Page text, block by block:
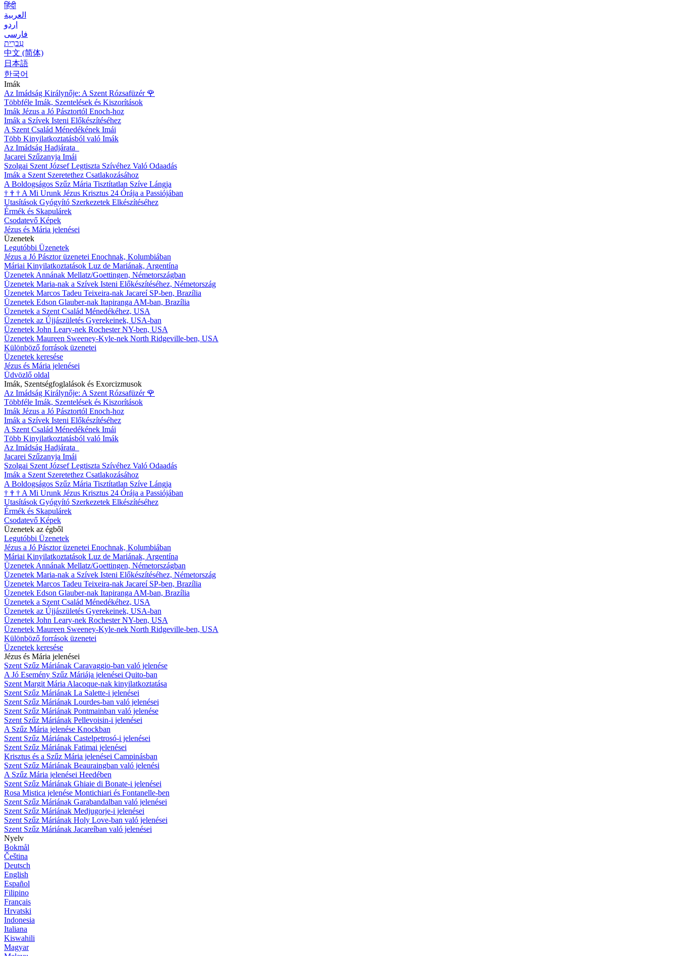
हिंदी
العربية
اردو
فارسی
עִברִית
中文 (简体)
日本語
한국어
Imák
Az Imádság Királynője: A Szent Rózsafüzér 🌹
Többféle Imák, Szentelések és Kiszorítások
Imák Jézus a Jó Pásztortól Enoch-hoz
Imák a Szívek Isteni Előkészítéséhez
A Szent Család Ménedékének Imái
Több Kinyilatkoztatásból való Imák
Az Imádság Hadjárata
Jacarei Szűzanyja Imái
Szolgai Szent József Legtiszta Szívéhez Való Odaadás
Imák a Szent Szeretethez Csatlakozásához
A Boldogságos Szűz Mária Tisztítatlan Szíve Lángja
† † † A Mi Urunk Jézus Krisztus 24 Órája a Passiójában
Utasítások Gyógyító Szerkezetek Elkészítéséhez
Érmék és Skapulárek
Csodatevő Képek
Jézus és Mária jelenései
Üzenetek
Legutóbbi Üzenetek
Jézus a Jó Pásztor üzenetei Enochnak, Kolumbiában
Máriai Kinyilatkoztatások Luz de Mariának, Argentína
Üzenetek Annának Mellatz/Goettingen, Németországban
Üzenetek Maria-nak a Szívek Isteni Előkészítéséhez, Németország
Üzenetek Marcos Tadeu Teixeira-nak Jacareí SP-ben, Brazília
Üzenetek Edson Glauber-nak Itapiranga AM-ban, Brazília
Üzenetek a Szent Család Ménedékéhez, USA
Üzenetek az Újjászületés Gyerekeinek, USA-ban
Üzenetek John Leary-nek Rochester NY-ben, USA
Üzenetek Maureen Sweeney-Kyle-nek North Ridgeville-ben, USA
Különböző források üzenetei
Üzenetek keresése
Jézus és Mária jelenései
Üdvözlő oldal
Imák, Szentségfoglalások és Exorcizmusok
Az Imádság Királynője: A Szent Rózsafüzér 🌹
Többféle Imák, Szentelések és Kiszorítások
Imák Jézus a Jó Pásztortól Enoch-hoz
Imák a Szívek Isteni Előkészítéséhez
A Szent Család Ménedékének Imái
Több Kinyilatkoztatásból való Imák
Az Imádság Hadjárata
Jacarei Szűzanyja Imái
Szolgai Szent József Legtiszta Szívéhez Való Odaadás
Imák a Szent Szeretethez Csatlakozásához
A Boldogságos Szűz Mária Tisztítatlan Szíve Lángja
† † † A Mi Urunk Jézus Krisztus 24 Órája a Passiójában
Utasítások Gyógyító Szerkezetek Elkészítéséhez
Érmék és Skapulárek
Csodatevő Képek
Üzenetek az égből
Legutóbbi Üzenetek
Jézus a Jó Pásztor üzenetei Enochnak, Kolumbiában
Máriai Kinyilatkoztatások Luz de Mariának, Argentína
Üzenetek Annának Mellatz/Goettingen, Németországban
Üzenetek Maria-nak a Szívek Isteni Előkészítéséhez, Németország
Üzenetek Marcos Tadeu Teixeira-nak Jacareí SP-ben, Brazília
Üzenetek Edson Glauber-nak Itapiranga AM-ban, Brazília
Üzenetek a Szent Család Ménedékéhez, USA
Üzenetek az Újjászületés Gyerekeinek, USA-ban
Üzenetek John Leary-nek Rochester NY-ben, USA
Üzenetek Maureen Sweeney-Kyle-nek North Ridgeville-ben, USA
Különböző források üzenetei
Üzenetek keresése
Jézus és Mária jelenései
Szent Szűz Máriának Caravaggio-ban való jelenése
A Jó Esemény Szűz Máriája jelenései Quito-ban
Szent Margit Mária Alacoque-nak kinyilatkoztatása
Szent Szűz Máriának La Salette-i jelenései
Szent Szűz Máriának Lourdes-ban való jelenései
Szent Szűz Máriának Pontmainban való jelenése
Szent Szűz Máriának Pellevoisin-i jelenései
A Szűz Mária jelenése Knockban
Szent Szűz Máriának Castelpetrosó-i jelenései
Szent Szűz Máriának Fatimai jelenései
Krisztus és a Szűz Mária jelenései Campinásban
Szent Szűz Máriának Beauraingban való jelenési
A Szűz Mária jelenései Heedében
Szent Szűz Máriának Ghiaie di Bonate-i jelenései
Rosa Mistica jelenése Montichiari és Fontanelle-ben
Szent Szűz Máriának Garabandalban való jelenései
Szent Szűz Máriának Medjugorje-i jelenései
Szent Szűz Máriának Holy Love-ban való jelenései
Szent Szűz Máriának Jacareíban való jelenései
Nyelv
Bokmål
Čeština
Deutsch
English
Español
Filipino
Français
Hrvatski
Indonesia
Italiana
Kiswahili
Magyar